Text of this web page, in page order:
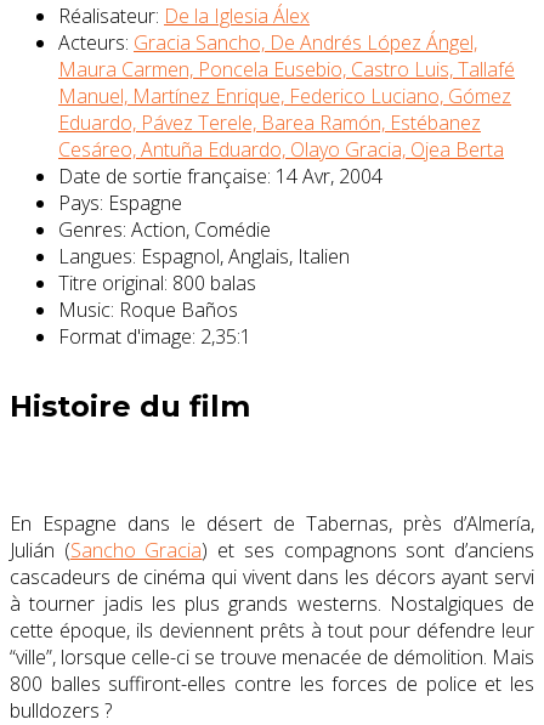
Réalisateur: De la Iglesia Álex
Acteurs: Gracia Sancho, De Andrés López Ángel,
Maura Carmen, Poncela Eusebio, Castro Luis,Tallafé
Manuel, Martínez Enrique, Federico Luciano, Gómez
Eduardo, Pávez Terele, Barea Ramón, Estébanez
Cesáreo,Antuña Eduardo, Olayo Gracia, Ojea Berta
Date de sortie française: 14 Avr, 2004
Pays: Espagne
Genres: Action, Comédie
Langues: Espagnol, Anglais, Italien
Titre original: 800 balas
Music: Roque Baños
Format d'image: 2,35:1
Histoire du film
En Espagne dans le désert de Tabernas, près d’Almería,
Julián (Sancho Gracia) et ses compagnons sont d’anciens
cascadeurs de cinéma qui vivent dans les décors ayant servi
à tourner jadis les plus grands westerns. Nostalgiques de
cette époque, ils deviennent prêts à tout pour défendre leur
“ville”, lorsque celle-ci se trouve menacée de démolition. Mais
800 balles suffiront-elles contre les forces de police et les
bulldozers ?